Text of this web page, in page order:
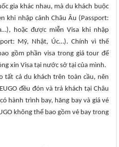
gia khác nhau, mà du khách buộc
khi nhập cảnh Châu Âu (Passport:
hoặc được miễn Visa khi nhập
Mỹ, Nhật, Úc…). Chính vì thế
gồm phần visa trong giá tour để
xin Visa tại nước sở tại của mình.
tất cả du khách trên toàn cầu, nên
đều đón và trả khách tại Châu
hành trình bay, hãng bay và giá vé
không thể bao gồm vé bay trong